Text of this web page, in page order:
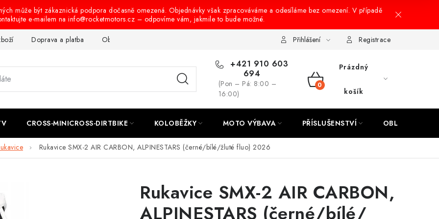
může být zákaznická podpora dočasně omezená. Objednávky však zpracováváme a odesíláme bez omezení. V případě
e-mailem na info@rocketmotors.cz – odpovíme vám, jakmile to bude možné.
Doprava a platba Obchodní podmínky Podmínky ochrany osobních údajů Návody na montáž
Přihlášení Registrace
+421 910 603
694
(Pon – Pá: 8:00 –
16:00)
NÁKUPNÍ
Prázdný
košík
CROSS-MINICROSS-DIRTBIKE KOLOBĚŽKY MOTO VÝBAVA PŘÍSLUŠENSTVÍ OBLEČENÍ
Rukavice SMX-2 AIR CARBON, ALPINESTARS (černé/bílé/žluté fluo) 2026
Rukavice SMX-2 AIR CARBON,
ALPINESTARS (černé/bílé/